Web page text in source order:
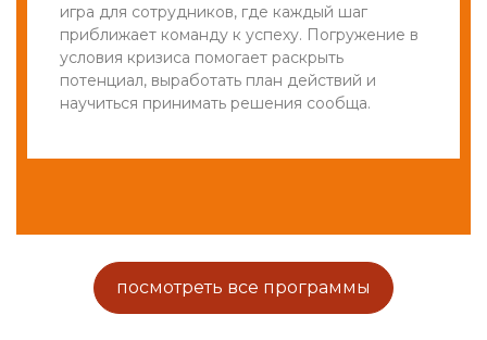
игра для сотрудников, где каждый шаг
приближает команду к успеху. Погружение в
условия кризиса помогает раскрыть
потенциал, выработать план действий и
научиться принимать решения сообща.
посмотреть все программы